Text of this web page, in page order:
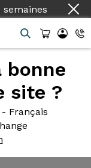
semaines
bonne
site ?
Français
GRX800 -